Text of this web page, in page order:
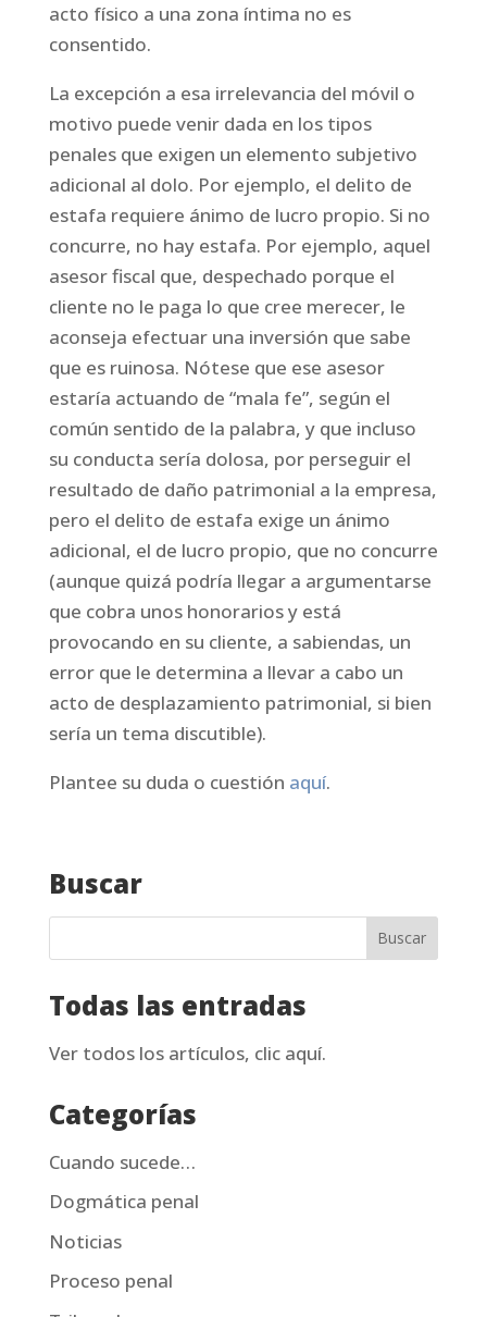
acto físico a una zona íntima no es
consentido.
La excepción a esa irrelevancia del móvil o
motivo puede venir dada en los tipos
penales que exigen un elemento subjetivo
adicional al dolo. Por ejemplo, el delito de
estafa requiere ánimo de lucro propio. Si no
concurre, no hay estafa. Por ejemplo, aquel
asesor fiscal que, despechado porque el
cliente no le paga lo que cree merecer, le
aconseja efectuar una inversión que sabe
que es ruinosa. Nótese que ese asesor
estaría actuando de “mala fe”, según el
común sentido de la palabra, y que incluso
su conducta sería dolosa, por perseguir el
resultado de daño patrimonial a la empresa,
pero el delito de estafa exige un ánimo
adicional, el de lucro propio, que no concurre
(aunque quizá podría llegar a argumentarse
que cobra unos honorarios y está
provocando en su cliente, a sabiendas, un
error que le determina a llevar a cabo un
acto de desplazamiento patrimonial, si bien
sería un tema discutible).
Plantee su duda o cuestión aquí.
Buscar
Todas las entradas
Ver todos los artículos, clic aquí.
Categorías
Cuando sucede…
Dogmática penal
Noticias
Proceso penal